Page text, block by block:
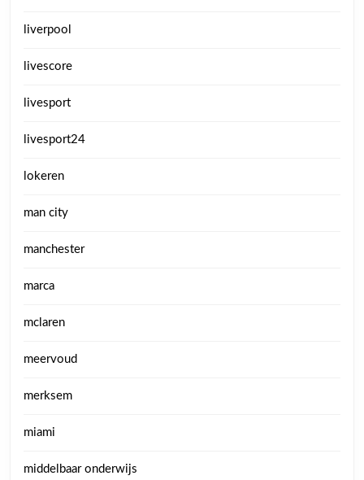
liverpool
livescore
livesport
livesport24
lokeren
man city
manchester
marca
mclaren
meervoud
merksem
miami
middelbaar onderwijs